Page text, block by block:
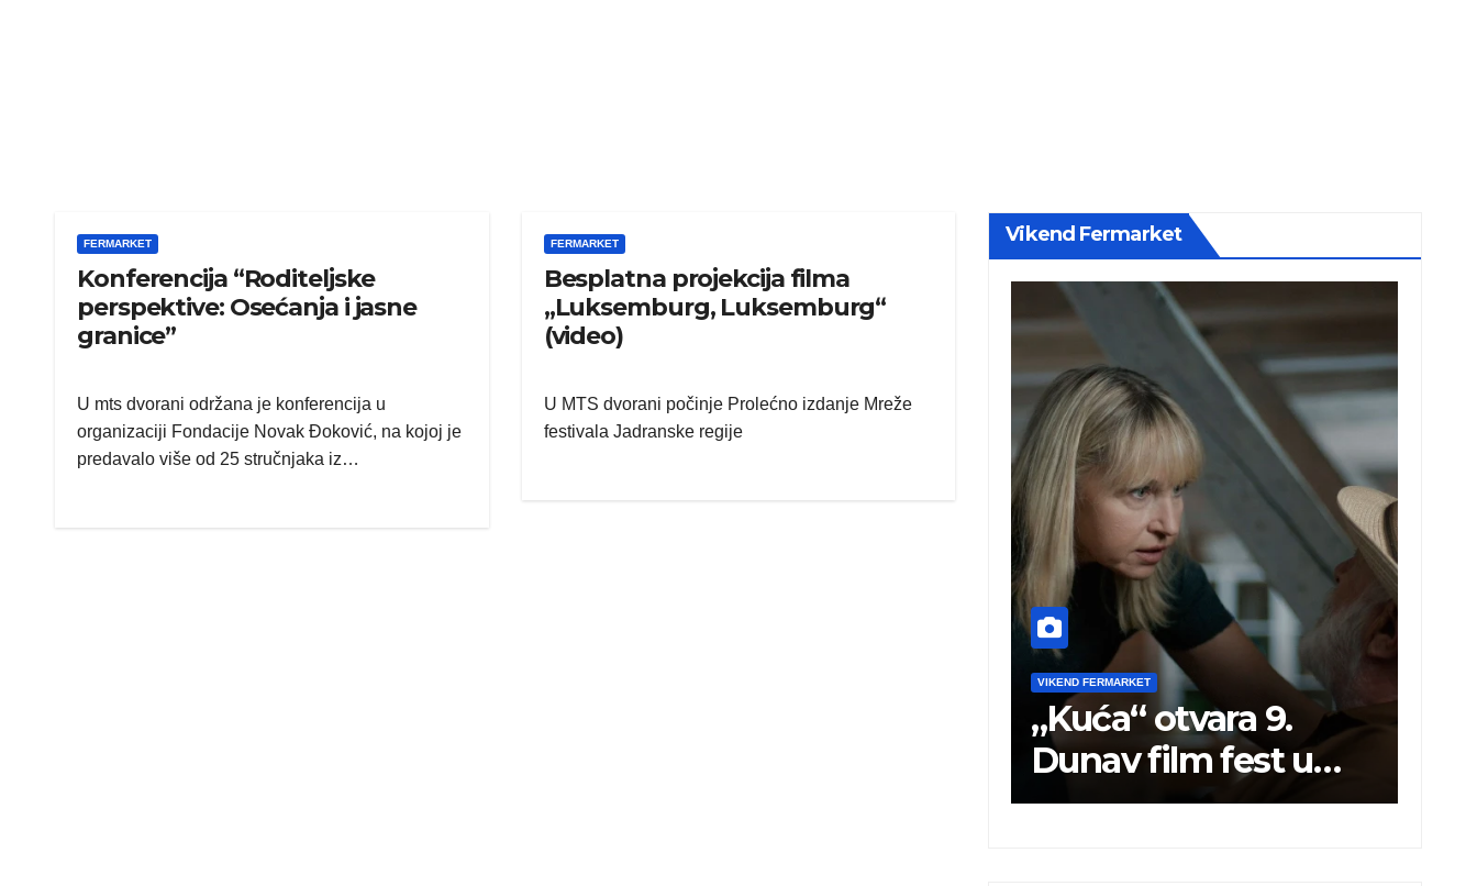
FERMARKET
Konferencija “Roditeljske
perspektive: Osećanja i jasne
granice”
U mts dvorani održana je konferencija u
organizaciji Fondacije Novak Đoković, na kojoj je
predavalo više od 25 stručnjaka iz…
FERMARKET
Besplatna projekcija filma
„Luksemburg, Luksemburg“
(video)
U MTS dvorani počinje Prolećno izdanje Mreže
festivala Jadranske regije
Vikend Fermarket
VIKEND FERMARKET
„Kuća“ otvara 9.
Dunav film fest u
Smederevu